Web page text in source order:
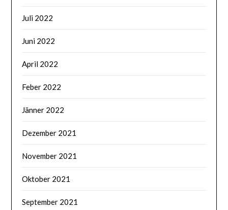
Juli 2022
Juni 2022
April 2022
Feber 2022
Jänner 2022
Dezember 2021
November 2021
Oktober 2021
September 2021